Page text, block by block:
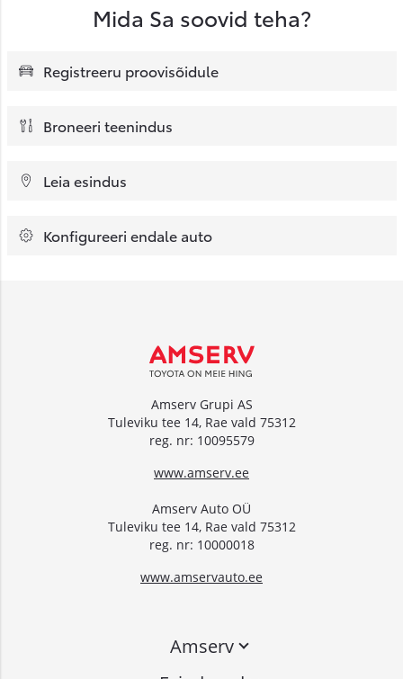
Mida Sa soovid teha?
Registreeru proovisõidule
Broneeri teenindus
Leia esindus
Konfigureeri endale auto
Amserv Grupi AS
Tuleviku tee 14, Rae vald 75312
reg. nr: 10095579
www.amserv.ee
Amserv Auto OÜ
Tuleviku tee 14, Rae vald 75312
reg. nr: 10000018
www.amservauto.ee
Amserv